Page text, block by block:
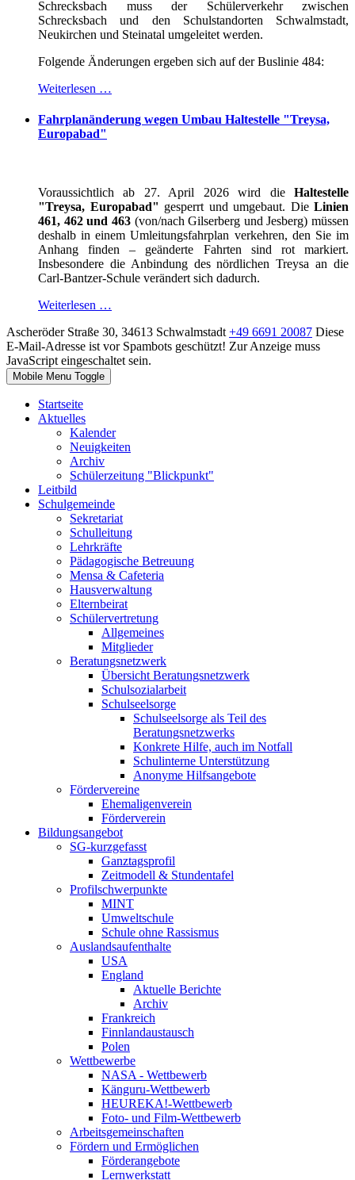
Schrecksbach muss der Schülerverkehr zwischen
Schrecksbach und den Schulstandorten Schwalmstadt,
Neukirchen und Steinatal umgeleitet werden.
Folgende Änderungen ergeben sich auf der Buslinie 484:
Weiterlesen …
Fahrplanänderung wegen Umbau Haltestelle "Treysa,
Europabad"
Voraussichtlich ab 27. April 2026 wird die Haltestelle
"Treysa, Europabad" gesperrt und umgebaut. DieLinien
461, 462 und 463(von/nach Gilserberg und Jesberg) müssen
deshalb in einem Umleitungsfahrplan verkehren, den Sie im
Anhang finden – geänderte Fahrten sind rot markiert.
Insbesondere die Anbindung des nördlichen Treysa an die
Carl-Bantzer-Schule verändert sich dadurch.
Weiterlesen …
Ascheröder Straße 30, 34613 Schwalmstadt +49 6691 20087 Diese
E-Mail-Adresse ist vor Spambots geschützt! Zur Anzeige muss
JavaScript eingeschaltet sein.
Mobile Menu Toggle
Startseite
Aktuelles
Kalender
Neuigkeiten
Archiv
Schülerzeitung "Blickpunkt"
Leitbild
Schulgemeinde
Sekretariat
Schulleitung
Lehrkräfte
Pädagogische Betreuung
Mensa & Cafeteria
Hausverwaltung
Elternbeirat
Schülervertretung
Allgemeines
Mitglieder
Beratungsnetzwerk
Übersicht Beratungsnetzwerk
Schulsozialarbeit
Schulseelsorge
Schulseelsorge als Teil des
Beratungsnetzwerks
Konkrete Hilfe, auch im Notfall
Schulinterne Unterstützung
Anonyme Hilfsangebote
Fördervereine
Ehemaligenverein
Förderverein
Bildungsangebot
SG-kurzgefasst
Ganztagsprofil
Zeitmodell & Stundentafel
Profilschwerpunkte
MINT
Umweltschule
Schule ohne Rassismus
Auslandsaufenthalte
USA
England
Aktuelle Berichte
Archiv
Frankreich
Finnlandaustausch
Polen
Wettbewerbe
NASA - Wettbewerb
Känguru-Wettbewerb
HEUREKA!-Wettbewerb
Foto- und Film-Wettbewerb
Arbeitsgemeinschaften
Fördern und Ermöglichen
Förderangebote
Lernwerkstatt